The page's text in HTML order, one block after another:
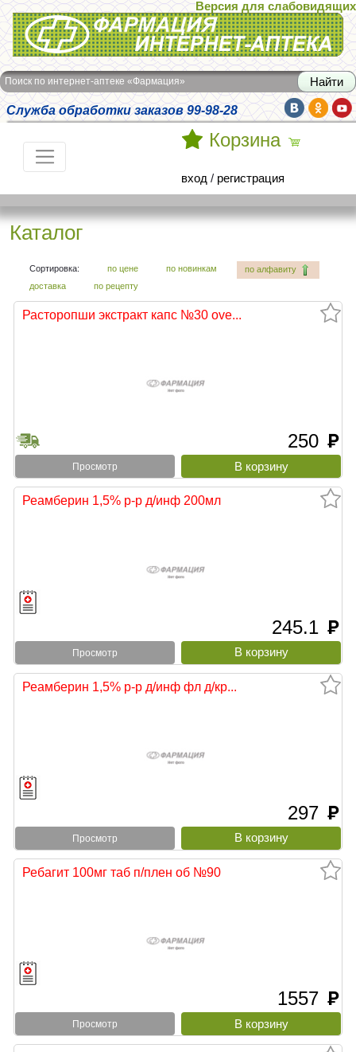
Интернет-аптека Фармация
Версия для слабовидящих
Поиск по интернет-аптеке «Фармация»
Служба обработки заказов 99-98-28
Корзина
вход / регистрация
Каталог
Сортировка: по цене по новинкам
по алфавиту
доставка
по рецепту
Расторопши экстракт капс №30 ove...
250 руб
Просмотр
Реамберин 1,5% р-р д/инф 200мл
245.1 руб
Просмотр
Реамберин 1,5% р-р д/инф фл д/кр...
297 руб
Просмотр
Ребагит 100мг таб п/плен об №90
1557 руб
Просмотр